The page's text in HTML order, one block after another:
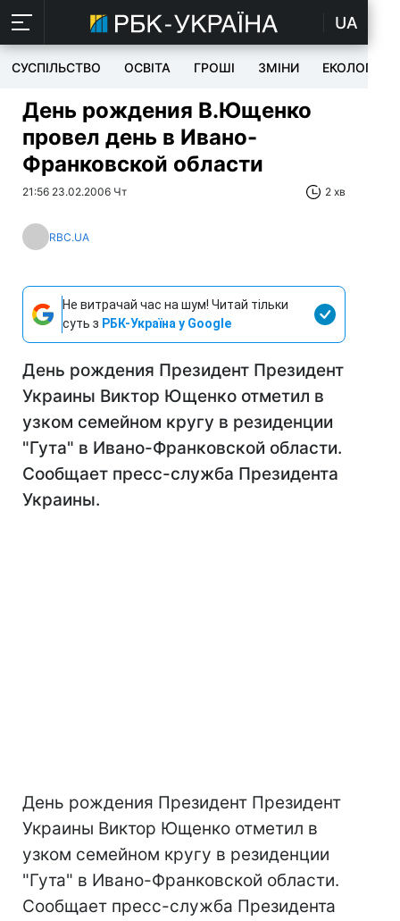
UA
СУСПІЛЬСТВО ОСВІТА ГРОШІ ЗМІНИ ЕКОЛОГІЯ
День рождения В.Ющенко
провел день в Ивано-
Франковской области
21:56 23.02.2006 Чт 2 хв
RBC.UA
Не витрачай час на шум! Читай тільки
суть з РБК-Україна у Google
День рождения Президент Президент
Украины Виктор Ющенко отметил в
узком семейном кругу в резиденции
"Гута" в Ивано-Франковской области.
Сообщает пресс-служба Президента
Украины.
День рождения Президент Президент
Украины Виктор Ющенко отметил в
узком семейном кругу в резиденции
"Гута" в Ивано-Франковской области.
Сообщает пресс-служба Президента